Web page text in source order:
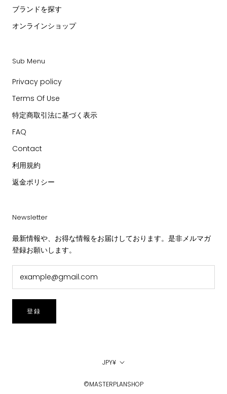
ブランドを探す
オンラインショップ
Sub Menu
Privacy policy
Terms Of Use
特定商取引法に基づく表示
FAQ
Contact
利用規約
返金ポリシー
Newsletter
最新情報や、お得な情報をお届けしております。是非メルマガ
登録お願いします。
登録
通
JPY¥
©MASTERPLANSHOP